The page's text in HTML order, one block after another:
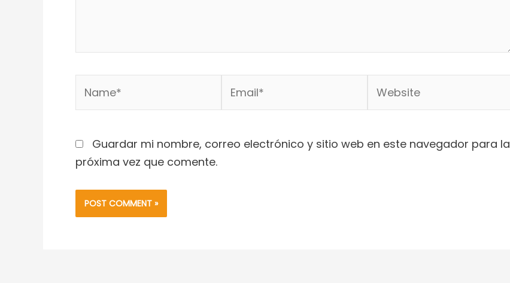
Guardar mi nombre, correo electrónico y sitio web en este navegador para la
próxima vez que comente.